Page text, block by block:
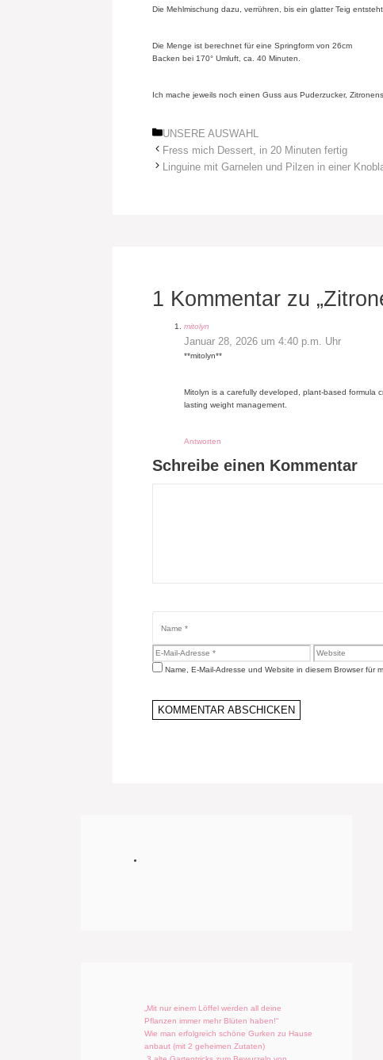
Die Mehlmischung dazu, verrühren, bis ein glatter Teig entsteht.
Die Menge ist berechnet für eine Springform von 26cm
Backen bei 170° Umluft, ca. 40 Minuten.
Ich mache jeweils noch einen Guss aus Puderzucker,
Kategorien
UNSERE AUSWAHL
Fress mich Dessert, in 20 Minuten fertig
Linguine mit Garnelen und Pilzen in einer
1 Kommentar zu
mitolyn
Januar 28, 2026 um 4:40 p.m. Uhr
**mitolyn**
Mitolyn is a carefully developed, plant-based formula
lasting weight management.
Antworten
Schreibe einen Kommentar
E-
Mail-
Adresse
Website
Name, E-Mail-Adresse und Website in diesem Browser für
„Mit nur einem Löffel werden all deine
Pflanzen immer mehr Blüten haben!“
Wie man erfolgreich schöne Gurken zu Hause
anbaut (mit 2 geheimen Zutaten)